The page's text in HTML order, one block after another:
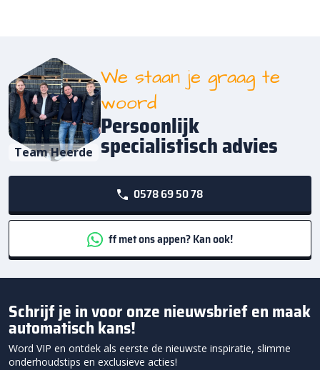
Team Heerde
We staan je graag te
woord
Persoonlijk
specialistisch advies
0578 69 50 78
ff met ons appen? Kan ook!
Schrijf je in voor onze nieuwsbrief en maak
automatisch kans!
Word VIP en ontdek als eerste de nieuwste inspiratie, slimme
onderhoudstips en exclusieve acties!